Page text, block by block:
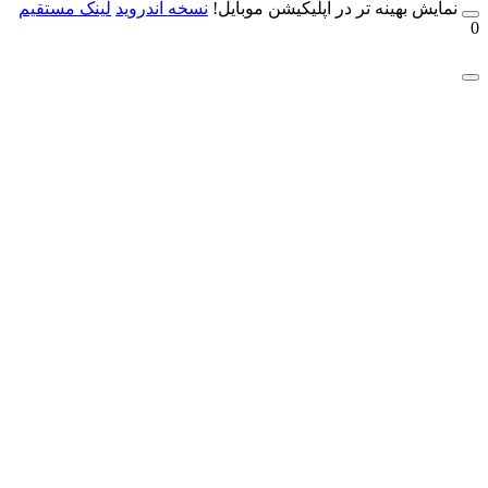
بهینه تر در اپلیکیشن موبایل!نسخه آندروید لینک مستقیم